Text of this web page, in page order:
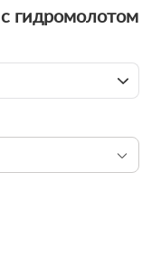
гидромолотом